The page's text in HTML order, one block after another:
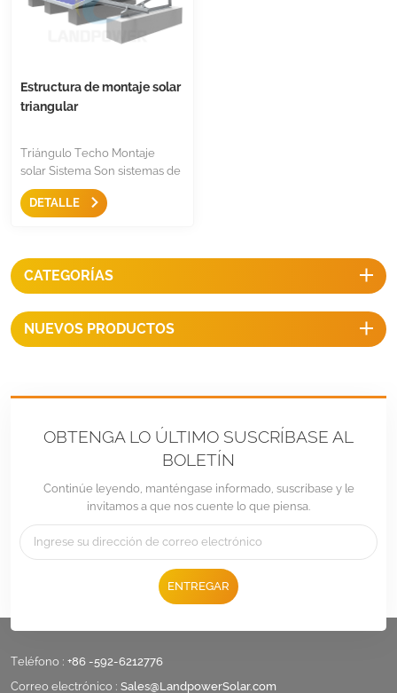
Estructura de montaje solar
triangular
Triángulo Techo Montaje
solar Sistema Son sistemas de
montaje simples con solo
trípode de aluminio,
en techos planos y techos
trapezoidales y permiten
inclinar el ángulo ideal en los
techos, y tienen un precio
competitivo.
DETALLE
CATEGORÍAS
NUEVOS PRODUCTOS
OBTENGA LO ÚLTIMO SUSCRÍBASE AL
BOLETÍN
Continúe leyendo, manténgase informado, suscríbase y le
invitamos a que nos cuente lo que piensa.
ENTREGAR
Teléfono : +86 -592-6212776
Correo electrónico : Sales@LandpowerSolar.com